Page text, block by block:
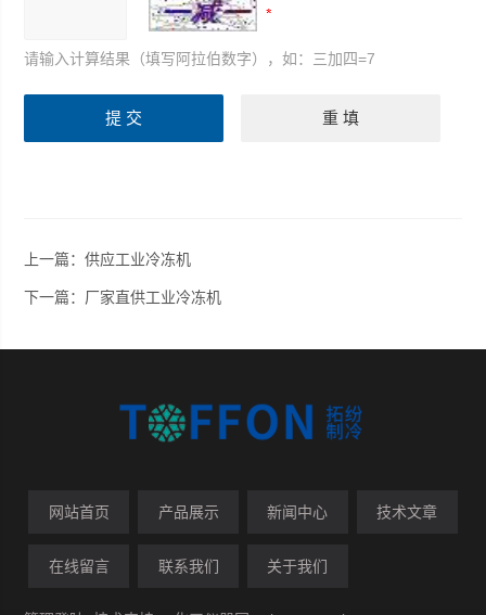
请输入计算结果（填写阿拉伯数字），如：三加四=7
上一篇：供应工业冷冻机
下一篇： 厂家直供工业冷冻机
网站首页 产品展示 新闻中心 技术文章
在线留言 联系我们 关于我们